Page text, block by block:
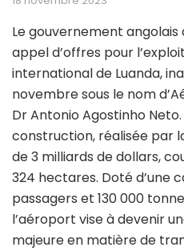
Le gouvernement
appel d’offres pour
international de Luanda,
novembre sous le nom
Dr Antonio Agostinho
construction, réalisée par
de 3 milliards de dollars,
324 hectares. Doté d’une
passagers et 130 000
l’aéroport vise à devenir
majeure en matière de